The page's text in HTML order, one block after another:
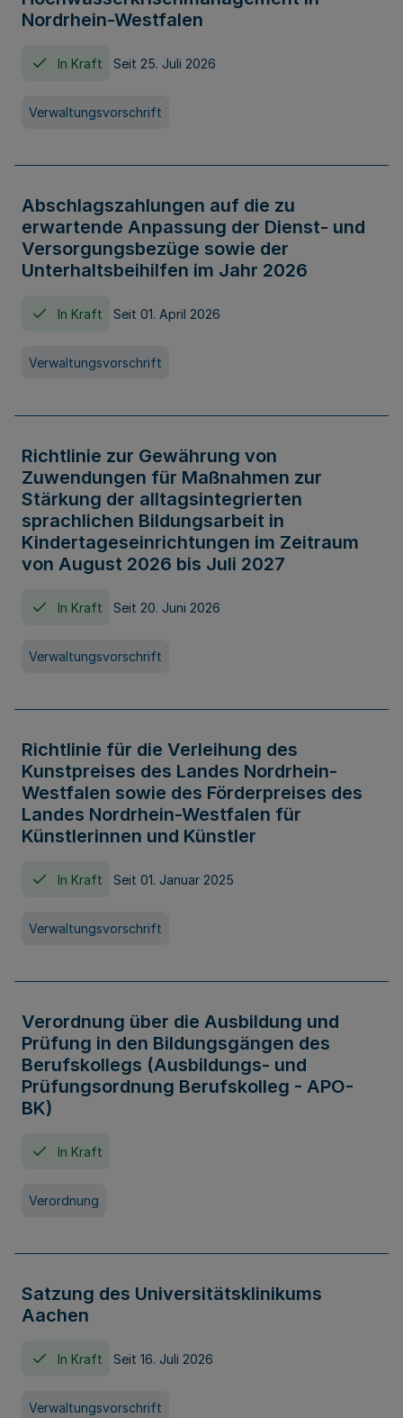
Nordrhein-Westfalen
In Kraft Seit 25. Juli 2026
Verwaltungsvorschrift
Abschlagszahlungen auf die zu
erwartende Anpassung der Dienst- und
Versorgungsbezüge sowie der
Unterhaltsbeihilfen im Jahr 2026
In Kraft Seit 01. April 2026
Verwaltungsvorschrift
Richtlinie zur Gewährung von
Zuwendungen für Maßnahmen zur
Stärkung der alltagsintegrierten
sprachlichen Bildungsarbeit in
Kindertageseinrichtungen im Zeitraum
von August 2026 bis Juli 2027
In Kraft Seit 20. Juni 2026
Verwaltungsvorschrift
Richtlinie für die Verleihung des
Kunstpreises des Landes Nordrhein-
Westfalen sowie des Förderpreises des
Landes Nordrhein-Westfalen für
Künstlerinnen und Künstler
In Kraft Seit 01. Januar 2025
Verwaltungsvorschrift
Verordnung über die Ausbildung und
Prüfung in den Bildungsgängen des
Berufskollegs (Ausbildungs- und
Prüfungsordnung Berufskolleg - APO-
BK)
In Kraft
Verordnung
Satzung des Universitätsklinikums
Aachen
In Kraft Seit 16. Juli 2026
Verwaltungsvorschrift